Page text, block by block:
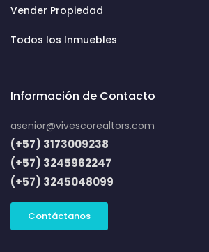
Vender Propiedad
Todos los Inmuebles
Información de Contacto
asenior@vivescorealtors.com
(+57) 3173009238
(+57) 3245962247
(+57) 3245048099
Contáctanos